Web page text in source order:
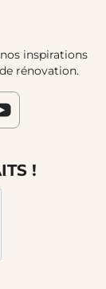
inspirations
rénovation.
!